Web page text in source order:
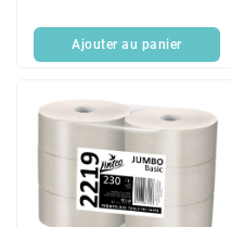
Ajouter au panier